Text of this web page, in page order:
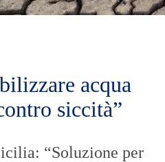
acqua
siccità”
“Soluzione per